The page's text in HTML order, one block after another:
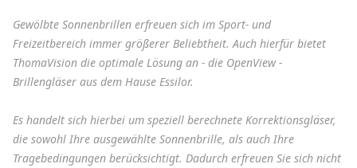
Gewölbte Sonnenbrillen erfreuen sich im Sport- und
Freizeitbereich immer größerer Beliebtheit. Auch hierfür bietet
ThomaVision die optimale Lösung an - die OpenView -
Brillengläser aus dem Hause Essilor.
Es handelt sich hierbei um speziell berechnete Korrektionsgläser,
die sowohl Ihre ausgewählte Sonnenbrille, als auch Ihre
Tragebedingungen berücksichtigt. Dadurch erfreuen Sie sich nicht